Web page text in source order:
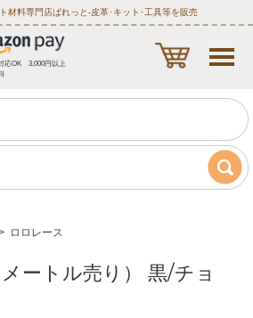
材料専門店ぱれっと‐皮革･キット･工具等を販売
応OK 3,000円以上
ロロレース
ートル売り） 黒/チョ